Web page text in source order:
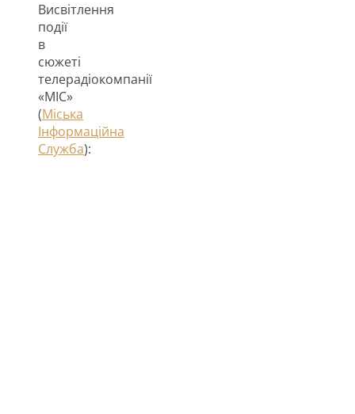
Висвітлення
події
в
сюжеті
телерадіокомпанії
«МІС»
(Міська
Інформаційна
Служба):